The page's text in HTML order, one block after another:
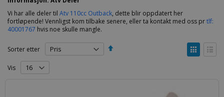
Vi har alle deler til Atv 110cc Outback, dette blir oppdatert her
fortløpende! Vennligst kom tilbake senere, eller ta kontakt med oss prtlf:
40001767 hvis noe skulle mangle.
Sorter etter
Angi
Vise
som
Vis